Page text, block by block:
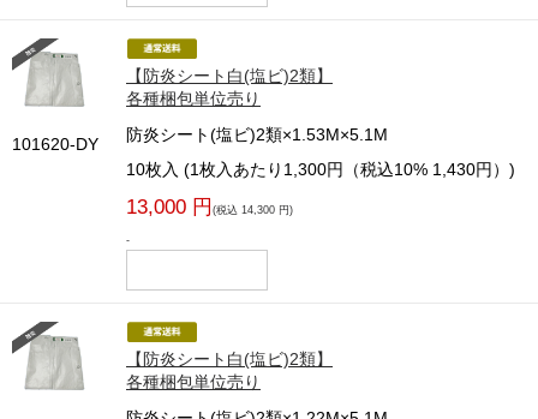
101620-DY
【防炎シート白(塩ビ)2類】
各種梱包単位売り
防炎シート(塩ビ)2類×1.53M×5.1M
10枚入 (1枚入あたり1,300円（税込10% 1,430円）)
13,000 円 (税込 14,300 円)
-
【防炎シート白(塩ビ)2類】
各種梱包単位売り